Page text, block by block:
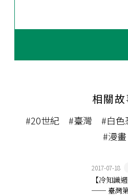
相關
#20世紀 #臺灣 #白色
#漫畫
2017-07-18
【冷知識
── 臺灣第